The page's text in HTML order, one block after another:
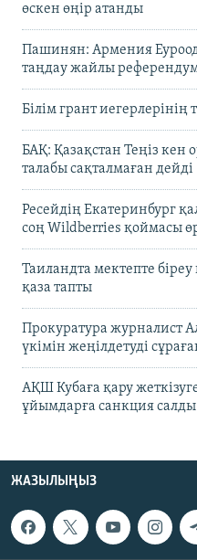
өскен өңір атанды
Пашинян: Армения
таңдау жайлы референдум
Білім грант иегерлерінің
БАҚ: Қазақстан Теңіз кен
талабы сақталмаған дейді
Ресейдің Екатеринбург
соң Wildberries қоймасы
Таиландта мектепте
қаза тапты
Прокуратура журналист
үкімін жеңілдетуді
АҚШ Кубаға қару
ұйымдарға санкция салды
ЖАЗЫЛЫҢЫЗ